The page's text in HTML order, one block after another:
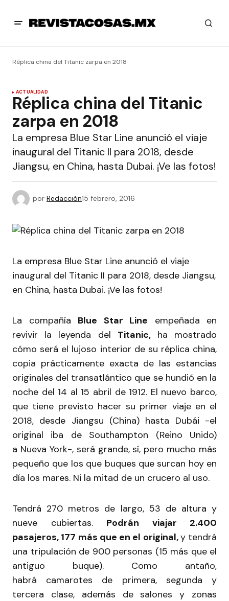
Réplica china del Titanic zarpa en 2018
ACTUALIDAD
Réplica china del Titanic
zarpa en 2018
La empresa Blue Star Line anunció el viaje
inaugural del Titanic II para 2018, desde
Jiangsu, en China, hasta Dubai. ¡Ve las fotos!
por Redacción15 febrero, 2016
La empresa Blue Star Line anunció el viaje
inaugural del Titanic II para 2018, desde Jiangsu,
en China, hasta Dubai. ¡Ve las fotos!
La compañía Blue Star Line empeñada en
revivir la leyenda del Titanic,ha mostrado
cómo será el lujoso interior de su réplica china,
copia prácticamente exacta de las estancias
originales del transatlántico que se hundió en la
noche del 14 al 15 abril de 1912. El nuevo barco,
que tiene previsto hacer su primer viaje en el
2018, desde Jiangsu (China) hasta Dubái -el
original iba de Southampton (Reino Unido)
a Nueva York-, será grande, sí, pero mucho más
pequeño que los que buques que surcan hoy en
día los mares. Ni la mitad de un crucero al uso.
Tendrá 270 metros de largo, 53 de altura y
nueve cubiertas. Podrán viajar 2.400
pasajeros, 177 más que en el original,y tendrá
una tripulación de 900 personas (15 más que el
antiguo buque). Como antaño,
habrá camarotes de primera, segunda y
tercera clase, además de salones y zonas